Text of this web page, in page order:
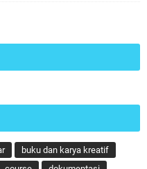
buku dan karya kreatif